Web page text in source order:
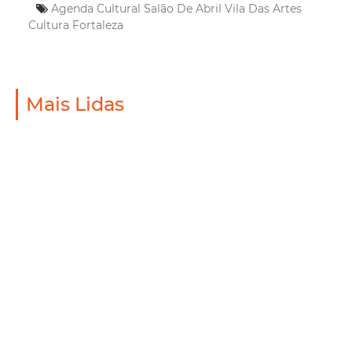
Agenda Cultural Salão De Abril Vila Das Artes
Cultura Fortaleza
Mais Lidas